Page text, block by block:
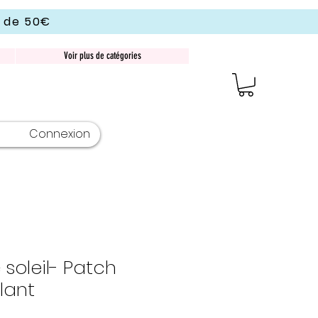
50€
Voir plus de catégories
Connexion
Patch